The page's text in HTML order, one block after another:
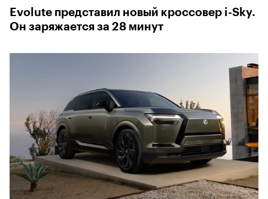
Evolute представил новый кроссовер i-Sky.
Он заряжается за 28 минут